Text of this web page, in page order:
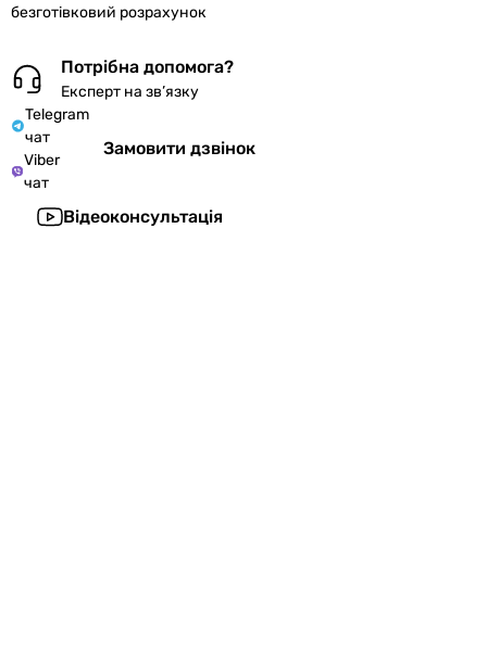
безготівковий розрахунок
Потрібна допомога?
Експерт на зв’язку
Telegram
чат
Viber
чат
Замовити дзвінок
Відеоконсультація